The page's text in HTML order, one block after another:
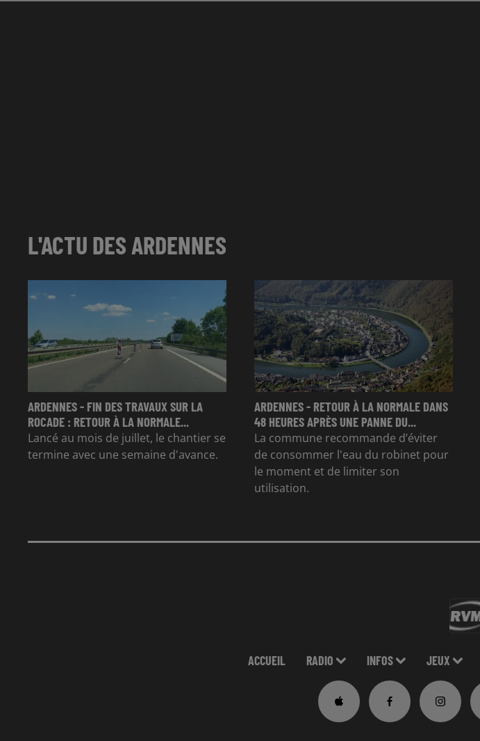
L'ACTU DES ARDENNES
ARDENNES - FIN DES TRAVAUX SUR LA
ROCADE : RETOUR À LA NORMALE...
Lancé au mois de juillet, le chantier se
termine avec une semaine d'avance.
ARDENNES - RETOUR À LA NORMALE DANS
48 HEURES APRÈS UNE PANNE DU...
La commune recommande d’éviter
de consommer l'eau du robinet pour
le moment et de limiter son
utilisation.
ACCUEIL RADIO INFOS JEUX